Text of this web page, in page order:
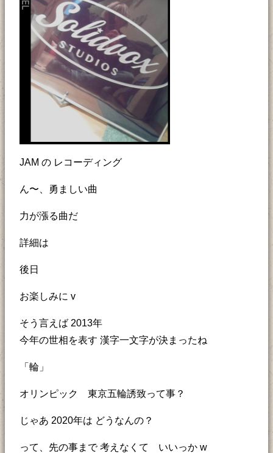
JAM の レコーディング
ん〜、勇ましい曲
力が漲る曲だ
詳細は
後日
お楽しみに v
そう言えば 2013年
今年の世相を表す 漢字一文字が決まったね
「輪」
オリンピック 東京五輪誘致って事？
じゃあ 2020年は どうなんの？
って、先の事まで 考えなくて いいっか w